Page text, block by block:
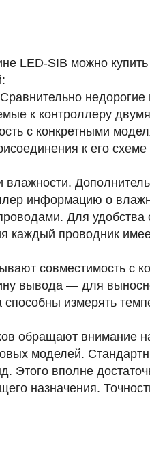
LED-SIB можно
к контроллеру
с конкретными
к его
влажности.
информацию о
Для удобства
каждый проводник
совместимость с
вывода — для
измерять
обращают внимание
моделей.
Этого вполне
назначения.